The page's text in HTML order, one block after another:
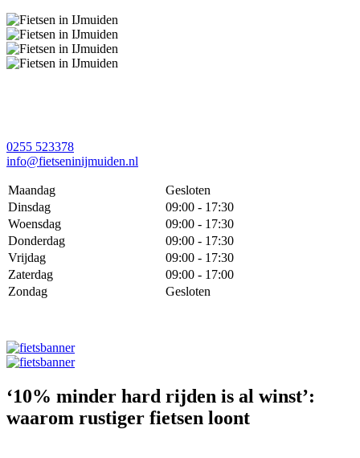
0255 523378
info@fietseninijmuiden.nl
Maandag
Gesloten
Dinsdag
09:00 - 17:30
Woensdag
09:00 - 17:30
Donderdag
09:00 - 17:30
Vrijdag
09:00 - 17:30
Zaterdag
09:00 - 17:00
Zondag
Gesloten
‘10% minder hard rijden is al winst’:
waarom rustiger fietsen loont